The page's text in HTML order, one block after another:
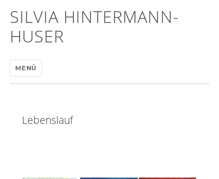
SILVIA HINTERMANN-
HUSER
MENÜ
Lebenslauf